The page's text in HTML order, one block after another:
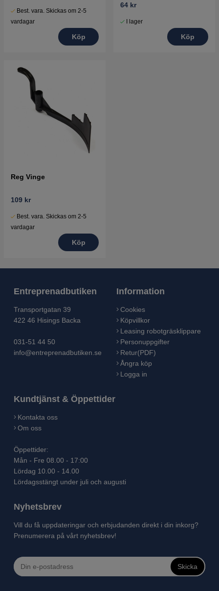
Best. vara. Skickas om 2-5
vardagar
Köp
64 kr
I lager
Köp
Reg Vinge
109 kr
Best. vara. Skickas om 2-5
vardagar
Köp
Entreprenadbutiken
Transportgatan 39
422 46 Hisings Backa
031-51 44 50
info@entreprenadbutiken.se
Information
Cookies
Köpvillkor
Leasing robotgräsklippare
Personuppgifter
Retur(PDF)
Ångra köp
Logga in
Kundtjänst & Öppettider
Kontakta oss
Om oss
Öppettider:
Mån - Fre 08.00 - 17:00
Lördag 10.00 - 14.00
Lördagsstängt under juli och augusti
Nyhetsbrev
Vill du få uppdateringar och erbjudanden direkt i din inkorg?
Prenumerera på vårt nyhetsbrev!
Skicka